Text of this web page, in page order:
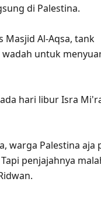
di Palestina.
Masjid Al-Aqsa, tank
untuk
hari libur Isra
warga Palestina aja
penjajahnya